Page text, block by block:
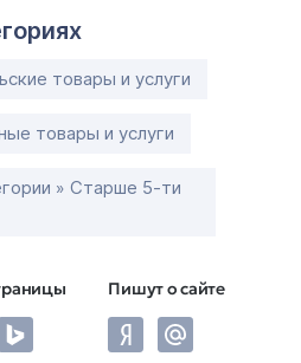
товары и услуги
товары и услуги
» Старше 5-ти
Пишут о сайте